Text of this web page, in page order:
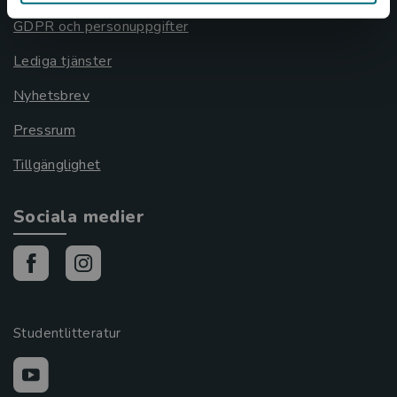
GDPR och personuppgifter
Lediga tjänster
Nyhetsbrev
Pressrum
Tillgänglighet
Sociala medier
Studentlitteratur